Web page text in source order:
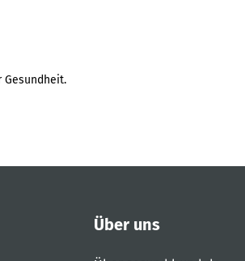
Gesundheit.
Über uns